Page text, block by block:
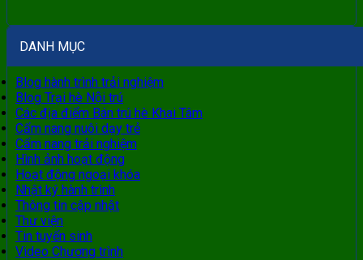
DANH MỤC
Blog hành trình trải nghiệm
Blog Trại hè Nội trú
Các địa điểm Bán trú hè Khai Tâm
Cẩm nang nuôi dạy trẻ
Cẩm nang trải nghiệm
Hình ảnh hoạt động
Hoạt động ngoại khóa
Nhật ký hành trình
Thông tin cập nhật
Thư viện
Tin tuyển sinh
Video Chương trình